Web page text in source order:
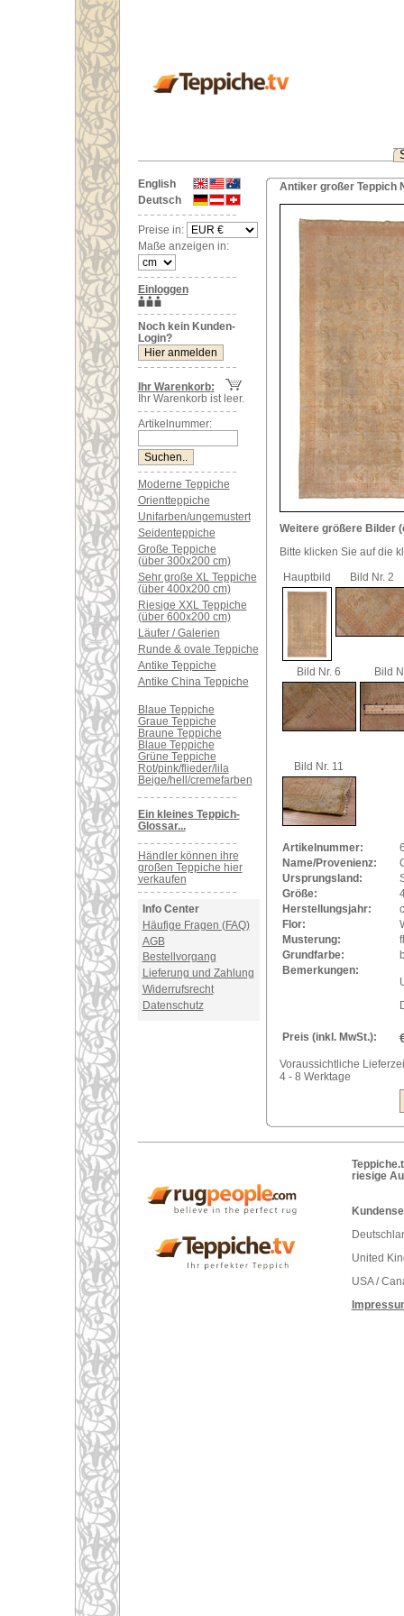
English
Deutsch
Preise in:
Maße anzeigen in:
Einloggen
Noch kein Kunden-
Login?
Ihr Warenkorb:
Ihr Warenkorb ist leer.
Artikelnummer:
Moderne Teppiche
Orientteppiche
Unifarben/ungemustert
Seidenteppiche
Große Teppiche
(über 300x200 cm)
Sehr große XL Teppiche
(über 400x200 cm)
Riesige XXL Teppiche
(über 600x200 cm)
Läufer / Galerien
Runde & ovale Teppiche
Antike Teppiche
Antike China Teppiche
Blaue Teppiche
Graue Teppiche
Braune Teppiche
Blaue Teppiche
Grüne Teppiche
Rot/pink/flieder/lila
Beige/hell/cremefarben
Ein kleines Teppich-
Glossar...
Händler können ihre
großen Teppiche hier
verkaufen
Info Center
Häufige Fragen (FAQ)
AGB
Bestellvorgang
Lieferung und Zahlung
Widerrufsrecht
Datenschutz
Antiker großer Teppich
Weitere größere Bilder
Bitte klicken Sie auf die
Hauptbild
Bild Nr. 2
Bild Nr. 6 Bild
Bild Nr. 11
Artikelnummer:
Name/Provenienz:
Ursprungsland:
Größe:
Herstellungsjahr:
Flor:
Musterung:
Grundfarbe:
Bemerkungen:
Preis (inkl. MwSt.):
Voraussichtliche
4 - 8 Werktage
riesige
United
USA /